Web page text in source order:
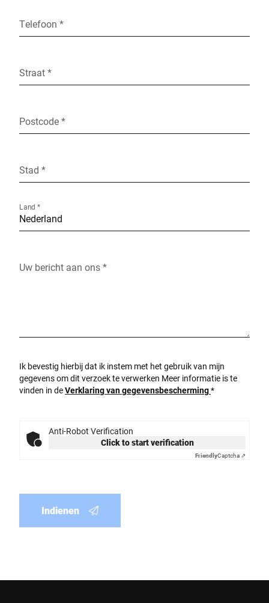
Telefoon *
Straat *
Postcode *
Stad *
Land *
Uw bericht aan ons *
Ik bevestig hierbij dat ik instem met het gebruik van mijn
gegevens om dit verzoek te verwerken Meer informatie is te
vinden in deVerklaring van gegevensbescherming*
Anti-Robot Verification
Click to start verification
FriendlyCaptcha ⇗
Indienen